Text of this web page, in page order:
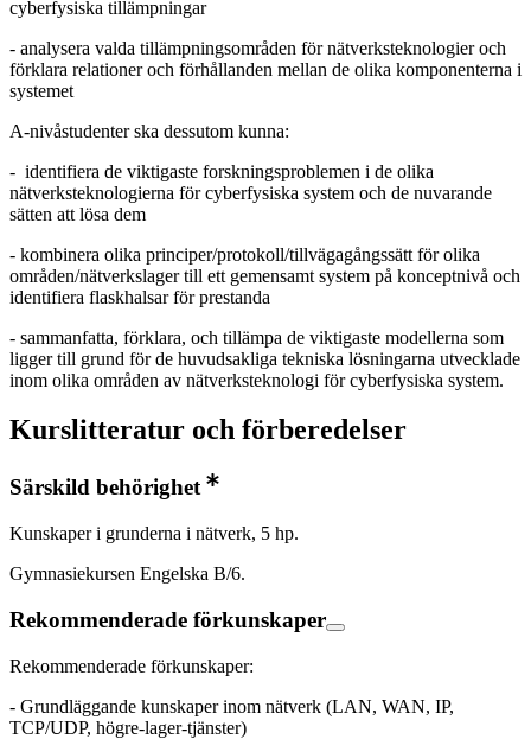
cyberfysiska tillämpningar
- analysera valda tillämpningsområden för nätverksteknologier och
förklara relationer och förhållanden mellan de olika komponenterna i
systemet
A-nivåstudenter ska dessutom kunna:
- identifiera de viktigaste forskningsproblemen i de olika
nätverksteknologierna för cyberfysiska system och de nuvarande
sätten att lösa dem
- kombinera olika principer/protokoll/tillvägagångssätt för olika
områden/nätverkslager till ett gemensamt system på konceptnivå och
identifiera flaskhalsar för prestanda
- sammanfatta, förklara, och tillämpa de viktigaste modellerna som
ligger till grund för de huvudsakliga tekniska lösningarna utvecklade
inom olika områden av nätverksteknologi för cyberfysiska system.
Kurslitteratur och förberedelser
Särskild behörighet
Kunskaper i grunderna i nätverk, 5 hp.
Gymnasiekursen Engelska B/6.
Rekommenderade förkunskaper
Rekommenderade förkunskaper:
- Grundläggande kunskaper inom nätverk (LAN, WAN, IP,
TCP/UDP, högre-lager-tjänster)